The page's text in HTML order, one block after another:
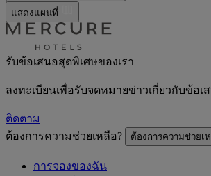
แสดงแผนที่
รับข้อเสนอสุดพิเศษของเรา
ลงทะเบียนเพื่อรับจดหมายข่าวเกี่ยวกับข้อเ
ติดตาม
ต้องการความช่วยเหลือ?
ต้องการความช่วยเ
การจองของฉัน